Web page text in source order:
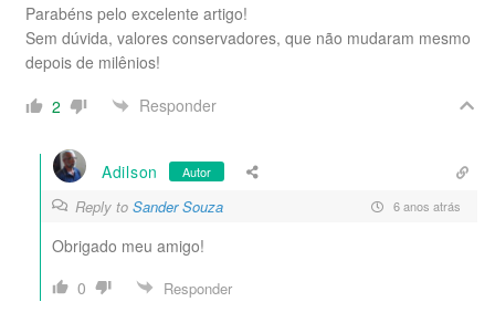
Parabéns pelo excelente artigo!
Sem dúvida, valores conservadores, que não mudaram mesmo
depois de milênios!
2
Responder
Adilson Autor
Reply to Sander Souza 6 anos atrás
Obrigado meu amigo!
0
Responder